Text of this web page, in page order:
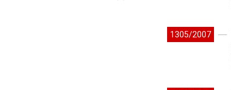
1305/2007